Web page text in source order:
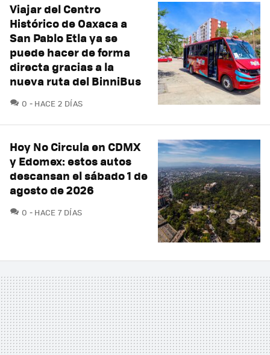
Viajar del Centro
Histórico de Oaxaca a
San Pablo Etla ya se
puede hacer de forma
directa gracias a la
nueva ruta del BinniBus
0 COMENTARIOS
HACE 2 DÍAS
Hoy No Circula en CDMX
y Edomex: estos autos
descansan el sábado 1 de
agosto de 2026
0 COMENTARIOS
HACE 7 DÍAS